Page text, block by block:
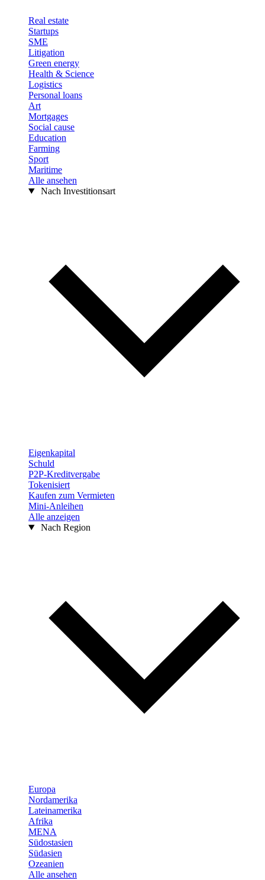
Real estate
Startups
SME
Litigation
Green energy
Health & Science
Logistics
Personal loans
Art
Mortgages
Social cause
Education
Farming
Sport
Maritime
Alle ansehen
Nach Investitionsart
Eigenkapital
Schuld
P2P-Kreditvergabe
Tokenisiert
Kaufen zum Vermieten
Mini-Anleihen
Alle anzeigen
Nach Region
Europa
Nordamerika
Lateinamerika
Afrika
MENA
Südostasien
Südasien
Ozeanien
Alle ansehen